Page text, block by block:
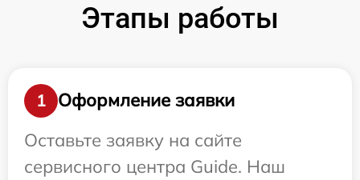
Этапы работы
1
Оформление заявки
Оставьте заявку на сайте
сервисного центра Guide. Наш